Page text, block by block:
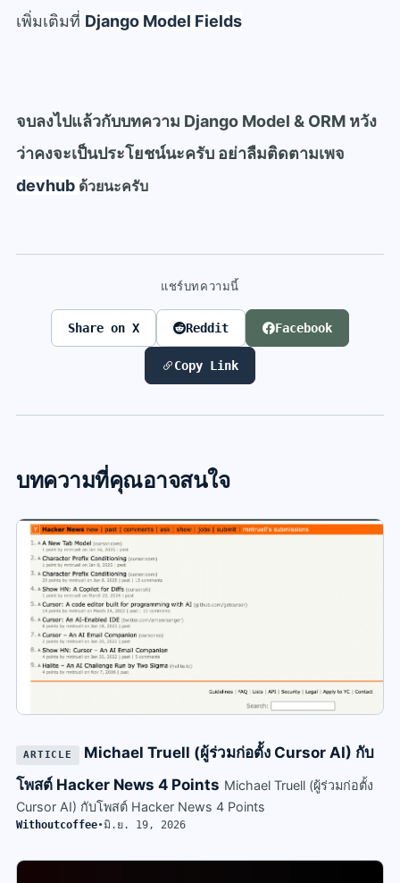
เพิ่มเติมที่ Django Model Fields
จบลงไปแล้วกับบทความ Django Model & ORM หวัง
ว่าคงจะเป็นประโยชน์นะครับ อย่าลืมติดตามเพจ
devhub ด้วยนะครับ
แชร์บทความนี้
Share on X Reddit Facebook
Copy Link
บทความที่คุณอาจสนใจ
ARTICLE
Michael Truell (ผู้ร่วมก่อตั้ง Cursor AI) กับ
โพสต์ Hacker News 4 Points Michael Truell (ผู้ร่วมก่อตั้ง
Cursor AI) กับโพสต์ Hacker News 4 Points
Withoutcoffee•มิ.ย. 19, 2026